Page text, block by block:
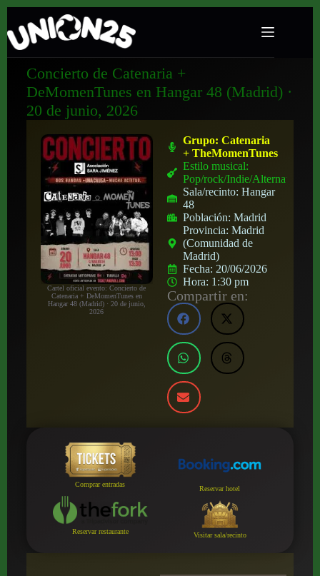
Concierto de Catenaria +
DeMomenTunes en Hangar 48 (Madrid) ·
20 de junio, 2026
Cartel oficial evento: Concierto de
Catenaria + DeMomenTunes en
Hangar 48 (Madrid) · 20 de junio,
2026
Grupo:Catenaria
+ TheMomenTunes
Estilo musical:
Pop/rock/Indie/Alternativo
Sala/recinto:Hangar
48
Población:Madrid
Provincia:Madrid
(Comunidad de
Madrid)
Fecha: 20/06/2026
Hora: 1:30 pm
Compartir en:
Comprar entradas
Reservar hotel
Reservar restaurante Visitar sala/recinto